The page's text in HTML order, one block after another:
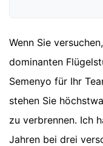
Wenn Sie
dominanten
Semenyo für Ihr
stehen Sie
zu verbrennen. Ich
Jahren bei drei